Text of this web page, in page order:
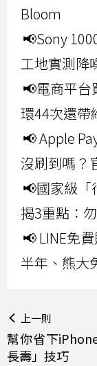
Bloom
📢Sony
工地實測降
📢電商平台
環44次還帶
📢 Apple
沒刷到嗎？
📢國家級「
揭3重點：
📢 LINE免
半年、熊大
上一則
幫你省下
長壽」技巧